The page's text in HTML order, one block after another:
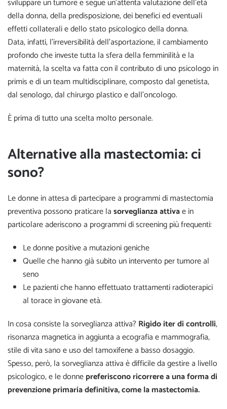
sviluppare un tumore e segue un’attenta valutazione dell’età
della donna, della predisposizione, dei benefici ed eventuali
effetti collaterali e dello stato psicologico della donna.
Data, infatti, l’irreversibilità dell’asportazione, il cambiamento
profondo che investe tutta la sfera della femminilità e la
maternità, la scelta va fatta con il contributo di uno psicologo in
primis e di un team multidisciplinare, composto dal genetista,
dal senologo, dal chirurgo plastico e dall’oncologo.
È prima di tutto una scelta molto personale.
Alternative alla mastectomia: ci
sono?
Le donne in attesa di partecipare a programmi di mastectomia
preventiva possono praticare lasorveglianza attivae in
particolare aderiscono a programmi di screening più frequenti:
Le donne positive a mutazioni geniche
Quelle che hanno già subito un intervento per tumore al
seno
Le pazienti che hanno effettuato trattamenti radioterapici
al torace in giovane età.
In cosa consiste la sorveglianza attiva? Rigido iter di controlli,
risonanza magnetica in aggiunta a ecografia e mammografia,
stile di vita sano e uso del tamoxifene a basso dosaggio.
Spesso, però, la sorveglianza attiva è difficile da gestire a livello
psicologico, e le donnepreferiscono ricorrere a una forma di
prevenzione primaria definitiva, come la mastectomia.